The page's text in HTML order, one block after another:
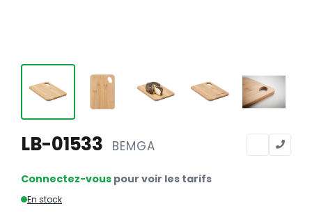
Tête de lettre
Enveloppes
Sous-mains
Chemises
LB-01533 BEMGA
Connectez-vous pour voir les tarifs
En stock